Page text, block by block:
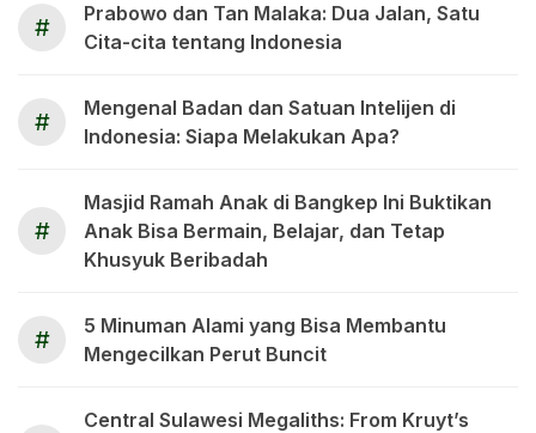
#
Prabowo dan Tan Malaka: Dua Jalan, Satu
Cita-cita tentang Indonesia
#
Mengenal Badan dan Satuan Intelijen di
Indonesia: Siapa Melakukan Apa?
#
Masjid Ramah Anak di Bangkep Ini Buktikan
Anak Bisa Bermain, Belajar, dan Tetap
Khusyuk Beribadah
#
5 Minuman Alami yang Bisa Membantu
Mengecilkan Perut Buncit
Central Sulawesi Megaliths: From Kruyt’s